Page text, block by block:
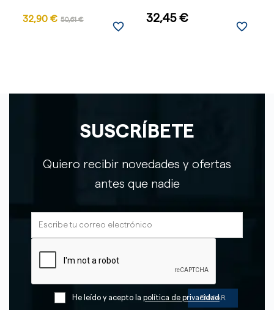
32,90 € 50,61 €
favorite_border
32,45 €
favorite_border
SUSCRÍBETE
Quiero recibir novedades y ofertas
antes que nadie
He leído y acepto la política de privacidad